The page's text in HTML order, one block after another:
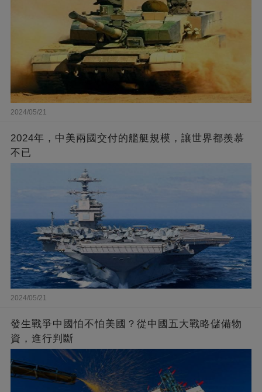
2024/05/21
2024年，中美兩國交付的艦艇規模，讓世界都羨慕
不已
2024/05/21
發生戰爭中國怕不怕美國？從中國五大戰略儲備物
資，進行判斷